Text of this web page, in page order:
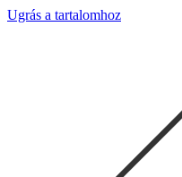
Ugrás a tartalomhoz